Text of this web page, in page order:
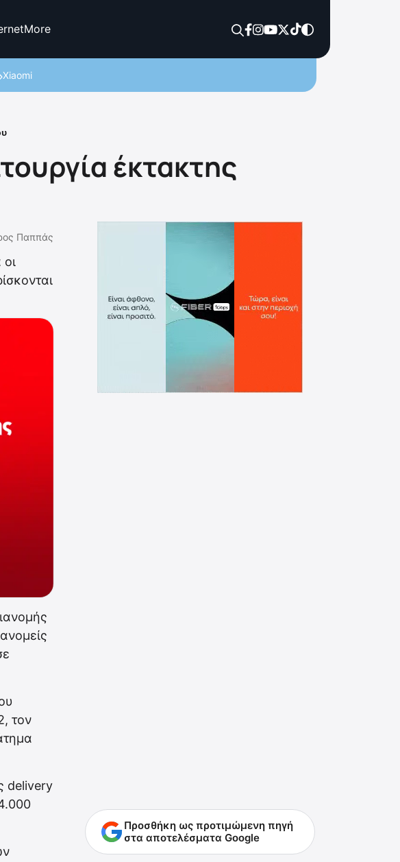
More
Xiaomi
έκτακτης
Παππάς
τον
delivery
Προσθήκη ως προτιμώμενη πηγή
στα αποτελέσματα Google